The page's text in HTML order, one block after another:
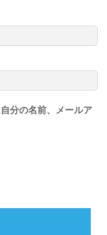
分の名前、メールア